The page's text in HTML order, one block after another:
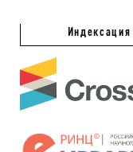
Индексация